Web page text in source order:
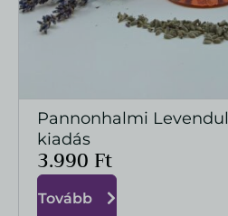
Pannonhalmi
kiadás
3.990 Ft
Tovább